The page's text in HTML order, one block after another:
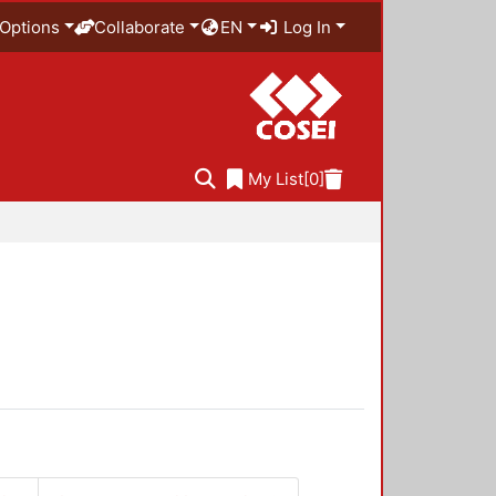
Options Collaborate EN Log In
My List[0]